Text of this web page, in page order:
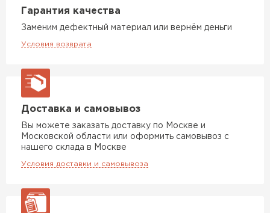
Гарантия качества
Заменим дефектный материал или вернём деньги
Условия возврата
Доставка и самовывоз
Вы можете заказать доставку по Москве и
Московской области или оформить самовывоз с
нашего склада в Москве
Условия доставки и самовывоза